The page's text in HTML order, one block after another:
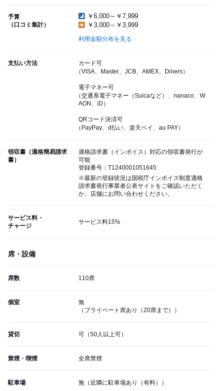
予算
（口コミ集計）
￥6,000～￥7,999
￥3,000～￥3,999
利用金額分布を見る
支払い方法
カード可
（VISA、Master、JCB、AMEX、Diners）
電子マネー可
（交通系電子マネー（Suicaなど）、nanaco、W
AON、iD）
QRコード決済可
（PayPay、d払い、楽天ペイ、au PAY）
領収書（適格簡易請求
書）
適格請求書（インボイス）対応の領収書発行が
可能
登録番号：T1240001051645
※最新の登録状況は国税庁インボイス制度適格
請求書発行事業者公表サイトをご確認いただく
か、店舗にお問い合わせください。
サービス料・
チャージ
サービス料15%
席・設備
席数 110席
個室
無
（プライベート席あり（20席まで））
貸切 可（50人以上可）
禁煙・喫煙 全席禁煙
駐車場 無（近隣に駐車場あり（有料））